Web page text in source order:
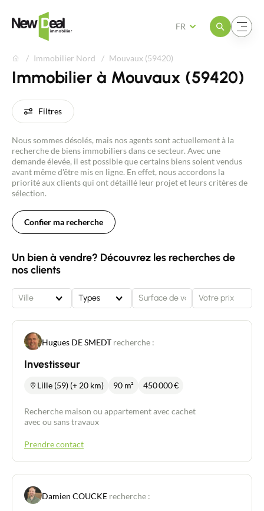
Ouvrir le menuOuvrir le menu
FR
Immobilier Nord Mouvaux (59420)
Immobilier à Mouvaux (59420)
Filtres
Nous sommes désolés, mais nos agents sont actuellement à la
recherche de biens immobiliers dans ce secteur. Avec une
demande élevée, il est possible que certains biens soient vendus
avant même d'être mis en ligne. En effet, nous accordons la
priorité aux clients qui ont détaillé leur projet et leurs critères de
sélection.
Confier ma recherche
Un bien à vendre? Découvrez les recherches de
nos clients
Ville Types
Hugues DE SMEDT recherche :
Investisseur
Lille (59) (+ 20 km) 90 m² 450 000€
Recherche maison ou appartement avec cachet
avec ou sans travaux
Prendre contact
Damien COUCKE recherche :